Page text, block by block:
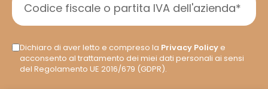
Dichiaro di aver letto e compreso la Privacy Policy e
acconsento al trattamento dei miei dati personali ai sensi
del Regolamento UE 2016/679 (GDPR).